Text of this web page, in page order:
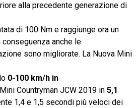
alla precedente generazione di
di 100 Nm e raggiunge ora un
conseguenza anche le
sono migliorate. La Nuova Mini
0-100 km/h in
Countryman JCW 2019 in 5,1
1,4 e 1,5 secondi più veloci dei